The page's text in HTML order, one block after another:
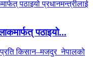
पठाइयो...